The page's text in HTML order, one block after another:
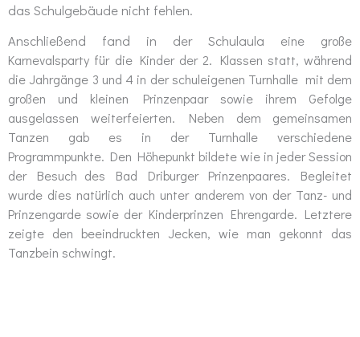
das Schulgebäude nicht fehlen.
Anschließend fand in der Schulaula eine große
Karnevalsparty für die Kinder der 2. Klassen statt, während
die Jahrgänge 3 und 4 in derschuleigenen Turnhalle mit dem
großen und kleinen Prinzenpaar sowie ihrem Gefolge
ausgelassen weiterfeierten. Neben dem gemeinsamen
Tanzen gab es in der Turnhalle verschiedene
Programmpunkte. Den Höhepunkt bildete wie in jeder Session
der Besuch des Bad Driburger Prinzenpaares. Begleitet
wurde dies natürlich auch unter anderem von der Tanz- und
Prinzengarde sowie der Kinderprinzen Ehrengarde. Letztere
zeigte den beeindruckten Jecken, wie man gekonnt das
Tanzbein schwingt.